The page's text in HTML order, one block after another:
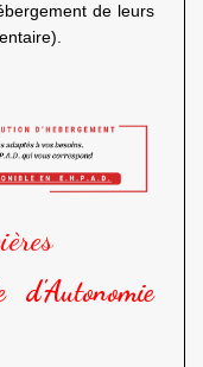
de leurs
d'Autonomie